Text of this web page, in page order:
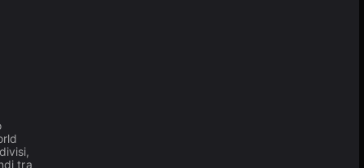
tra